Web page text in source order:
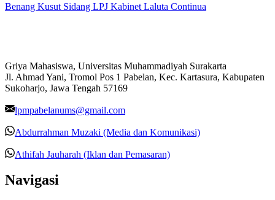
Benang Kusut Sidang LPJ Kabinet Laluta Continua
Griya Mahasiswa, Universitas Muhammadiyah Surakarta
Jl. Ahmad Yani, Tromol Pos 1 Pabelan, Kec. Kartasura, Kabupaten
Sukoharjo, Jawa Tengah 57169
lpmpabelanums@gmail.com
Abdurrahman Muzaki (Media dan Komunikasi)
Athifah Jauharah (Iklan dan Pemasaran)
Navigasi